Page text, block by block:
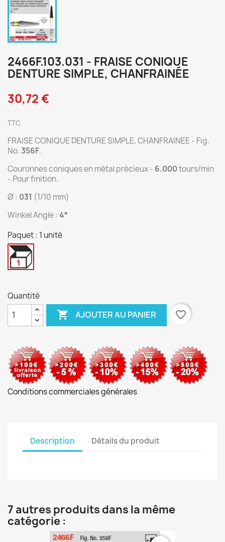
2466F.103.031 - FRAISE CONIQUE
DENTURE SIMPLE, CHANFRAINÉE
30,72 €
TTC
FRAISE CONIQUE DENTURE SIMPLE, CHANFRAINEE - Fig.
No. 356F.
Couronnes coniques en métal précieux - 6.000tours/min
- Pour finition.
Ø : 031 (1/10 mm)
Winkel Angle : 4°
Paquet : 1 unité
1
Quantité
 AJOUTER AU PANIER favorite_border
Conditions commerciales générales
Description Détails du produit
7 autres produits dans la même
catégorie :